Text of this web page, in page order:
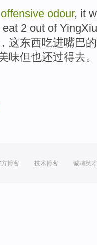
offensive odour, it
eat 2 out of YingXiu
， 这东西吃进嘴巴的
味但也还过得去
方博客 技术博客 诚聘英才